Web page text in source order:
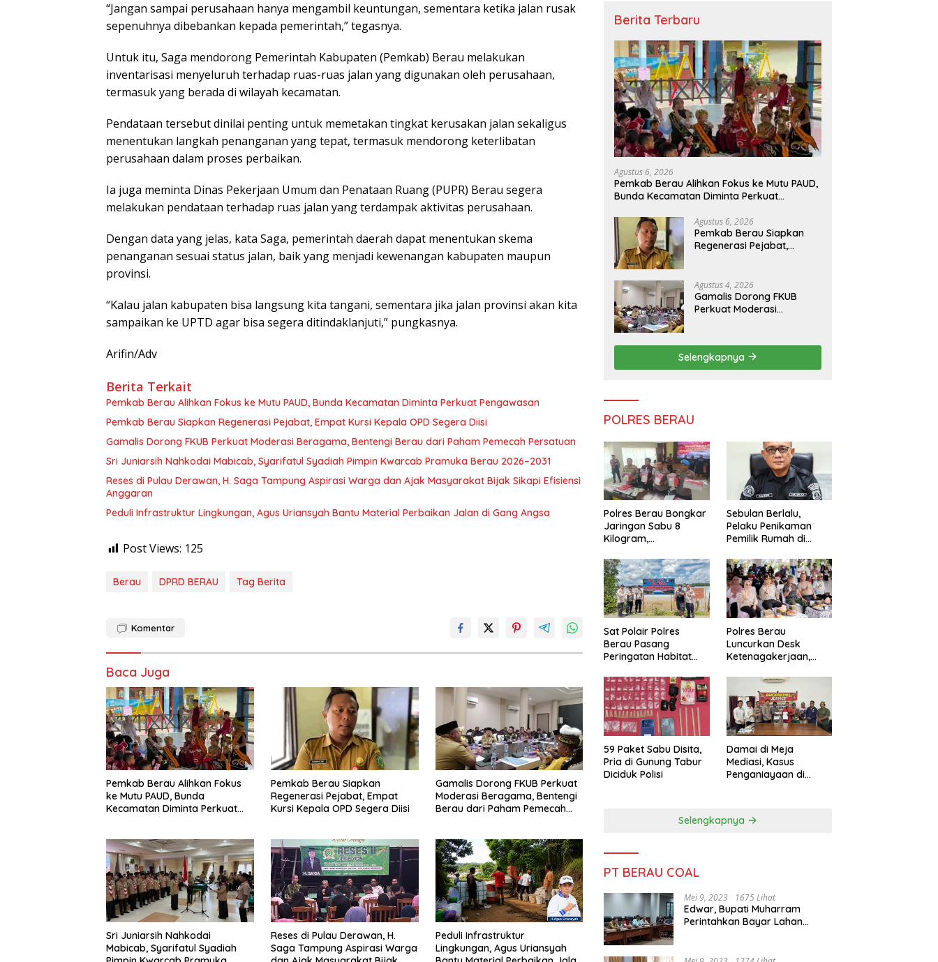
“Jangan sampai perusahaan hanya mengambil keuntungan, sementara ketika jalan rusak
sepenuhnya dibebankan kepada pemerintah,” tegasnya.
Untuk itu, Saga mendorong Pemerintah Kabupaten (Pemkab) Berau melakukan
inventarisasi menyeluruh terhadap ruas-ruas jalan yang digunakan oleh perusahaan,
termasuk yang berada di wilayah kecamatan.
Pendataan tersebut dinilai penting untuk memetakan tingkat kerusakan jalan sekaligus
menentukan langkah penanganan yang tepat, termasuk mendorong keterlibatan
perusahaan dalam proses perbaikan.
Ia juga meminta Dinas Pekerjaan Umum dan Penataan Ruang (PUPR) Berau segera
melakukan pendataan terhadap ruas jalan yang terdampak aktivitas perusahaan.
Dengan data yang jelas, kata Saga, pemerintah daerah dapat menentukan skema
penanganan sesuai status jalan, baik yang menjadi kewenangan kabupaten maupun
provinsi.
“Kalau jalan kabupaten bisa langsung kita tangani, sementara jika jalan provinsi akan kita
sampaikan ke UPTD agar bisa segera ditindaklanjuti,” pungkasnya.
Arifin/Adv
Berita Terkait
Pemkab Berau Alihkan Fokus ke Mutu PAUD, Bunda Kecamatan Diminta Perkuat Pengawasan
Pemkab Berau Siapkan Regenerasi Pejabat, Empat Kursi Kepala OPD Segera Diisi
Gamalis Dorong FKUB Perkuat Moderasi Beragama, Bentengi Berau dari Paham Pemecah Persatuan
Sri Juniarsih Nahkodai Mabicab, Syarifatul Syadiah Pimpin Kwarcab Pramuka Berau 2026–2031
Reses di Pulau Derawan, H. Saga Tampung Aspirasi Warga dan Ajak Masyarakat Bijak Sikapi Efisiensi
Anggaran
Peduli Infrastruktur Lingkungan, Agus Uriansyah Bantu Material Perbaikan Jalan di Gang Angsa
Post Views: 125
Berau DPRD BERAU Tag Berita
Komentar
Baca Juga
Pemkab Berau Alihkan Fokus
ke Mutu PAUD, Bunda
Kecamatan Diminta Perkuat
Pemkab Berau Siapkan
Regenerasi Pejabat, Empat
Kursi Kepala OPD Segera Diisi
Gamalis Dorong FKUB Perkuat
Moderasi Beragama, Bentengi
Berau dari Paham Pemecah
Sri Juniarsih Nahkodai
Mabicab, Syarifatul Syadiah
Reses di Pulau Derawan, H.
Saga Tampung Aspirasi Warga
Peduli Infrastruktur
Lingkungan, Agus Uriansyah
Berita Terbaru
Agustus 6, 2026
Pemkab Berau Alihkan Fokus ke Mutu PAUD,
Bunda Kecamatan Diminta Perkuat
Agustus 6, 2026
Pemkab Berau Siapkan
Regenerasi Pejabat,
Agustus 4, 2026
Gamalis Dorong FKUB
Perkuat Moderasi
Persatuan
Selengkapnya
POLRES BERAU
Polres Berau Bongkar
Jaringan Sabu 8
Kilogram,
dari Dalam Lapas
Tarakan
Sebulan Berlalu,
Pelaku Penikaman
Pemilik Rumah di
Diburu Polisi
Sat Polair Polres
Berau Pasang
Peringatan Habitat
Polres Berau
Luncurkan Desk
Ketenagakerjaan,
Didorong Tuntas
Lewat Mediasi
59 Paket Sabu Disita,
Pria di Gunung Tabur
Diciduk Polisi
Damai di Meja
Mediasi, Kasus
Penganiayaan di
Selengkapnya
PT BERAU COAL
Mei 9, 2023 1675 Lihat
Edwar, Bupati Muharram
Perintahkan Bayar Lahan